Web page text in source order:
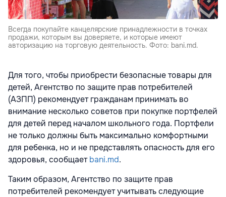
Всегда покупайте канцелярские принадлежности в точках
продажи, которым вы доверяете, и которые имеют
авторизацию на торговую деятельность. Фото: bani.md.
Для того, чтобы приобрести безопасные товары для
детей, Агентство по защите прав потребителей
(АЗПП) рекомендует гражданам принимать во
внимание несколько советов при покупке портфелей
для детей перед началом школьного года. Портфели
не только должны быть максимально комфортными
для ребенка, но и не представлять опасность для его
здоровья, сообщаетbani.md.
Таким образом, Агентство по защите прав
потребителей рекомендует учитывать следующие